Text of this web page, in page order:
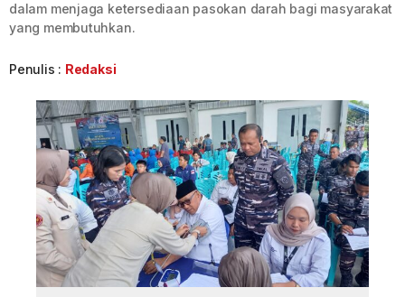
dalam menjaga ketersediaan pasokan darah bagi masyarakat
yang membutuhkan.
Penulis : Redaksi